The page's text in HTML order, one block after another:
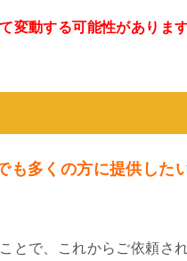
変動する可能性がありま
も多くの方に提供したい
とで、これからご依頼さ